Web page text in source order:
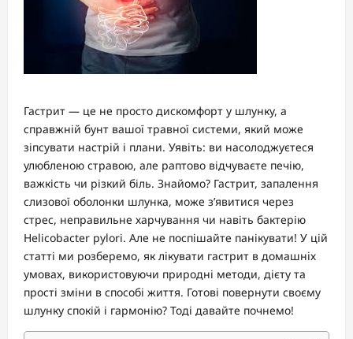
Гастрит — це не просто дискомфорт у шлунку, а
справжній бунт вашої травної системи, який може
зіпсувати настрій і плани. Уявіть: ви насолоджуєтеся
улюбленою стравою, але раптово відчуваєте печію,
важкість чи різкий біль. Знайомо? Гастрит, запалення
слизової оболонки шлунка, може з’явитися через
стрес, неправильне харчування чи навіть бактерію
Helicobacter pylori. Але не поспішайте панікувати! У цій
статті ми розберемо, як лікувати гастрит в домашніх
умовах, використовуючи природні методи, дієту та
прості зміни в способі життя. Готові повернути своєму
шлунку спокій і гармонію? Тоді давайте почнемо!